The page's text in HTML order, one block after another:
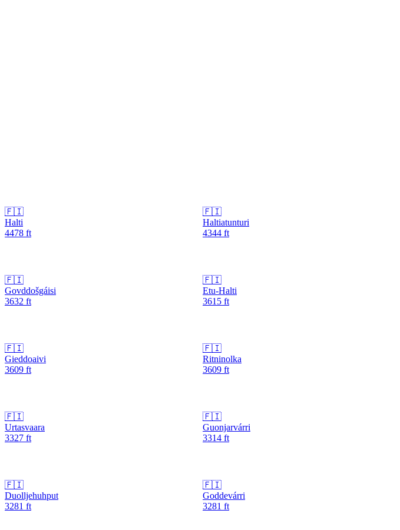
🇫🇮
Halti
4478 ft
🇫🇮
Haltiatunturi
4344 ft
🇫🇮
Govddošgáisi
3632 ft
🇫🇮
Etu-Halti
3615 ft
🇫🇮
Gieddoaivi
3609 ft
🇫🇮
Ritninolka
3609 ft
🇫🇮
Urtasvaara
3327 ft
🇫🇮
Guonjarvárri
3314 ft
🇫🇮
Duolljehuhput
3281 ft
🇫🇮
Goddevárri
3281 ft